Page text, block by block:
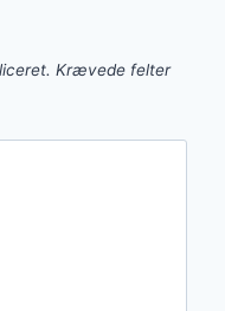
Krævede felter